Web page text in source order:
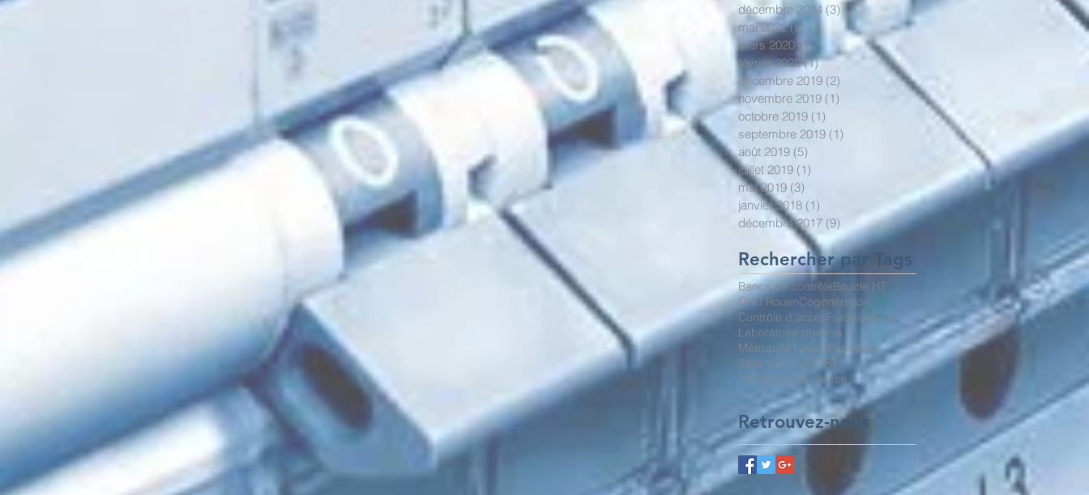
décembre 2024 (3) 3 posts
mai 2022 (3)
mars 2020 (1) 1 post
février 2020 (1)1 post
décembre 2019 (2)
novembre 2019 (1)
octobre 2019 (1)
septembre 2019 (1)
août 2019 (5)
juillet 2019 (1)
mai 2019 (3)
janvier 2018 (1)
décembre 2017 (9) 9 posts
Rechercher par Tags
Bancs de contrôleBoucle HT
CHU RouenCogénération
Contrôle d'accèsFradelecGTB
Laboratoire pharma
Métropole RouenPapeterie
Salle blancheTGBT
Variateurs de vitesse
Retrouvez-nous